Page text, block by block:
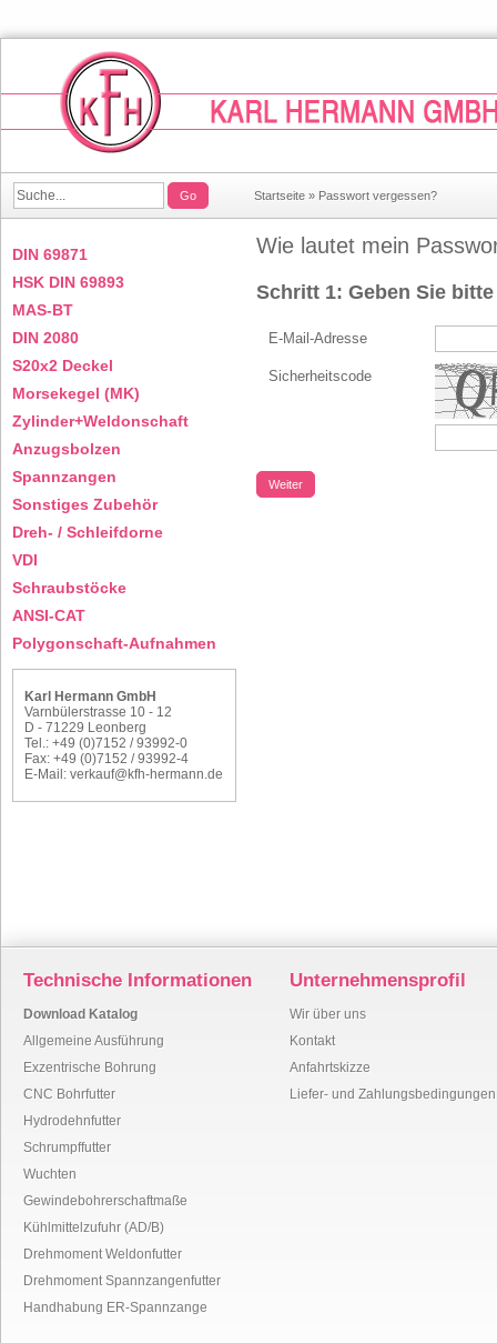
Go Startseite » Passwort vergessen?
Wie lautet mein
Schritt 1: Geben Sie
E-Mail-Adresse
Sicherheitscode
Weiter
DIN 69871
HSK DIN 69893
MAS-BT
DIN 2080
S20x2 Deckel
Morsekegel (MK)
Zylinder+Weldonschaft
Anzugsbolzen
Spannzangen
Sonstiges Zubehör
Dreh- / Schleifdorne
VDI
Schraubstöcke
ANSI-CAT
Polygonschaft-Aufnahmen
Karl Hermann GmbH
Varnbülerstrasse 10 - 12
D - 71229 Leonberg
Tel.: +49 (0)7152 / 93992-0
Fax: +49 (0)7152 / 93992-4
E-Mail: verkauf@kfh-hermann.de
Technische Informationen
Download Katalog
Allgemeine Ausführung
Exzentrische Bohrung
CNC Bohrfutter
Hydrodehnfutter
Schrumpffutter
Wuchten
Gewindebohrerschaftmaße
Kühlmittelzufuhr (AD/B)
Drehmoment Weldonfutter
Drehmoment Spannzangenfutter
Handhabung ER-Spannzange
Unternehmensprofil
Wir über uns
Kontakt
Anfahrtskizze
Liefer- und Zahlungsbedingungen